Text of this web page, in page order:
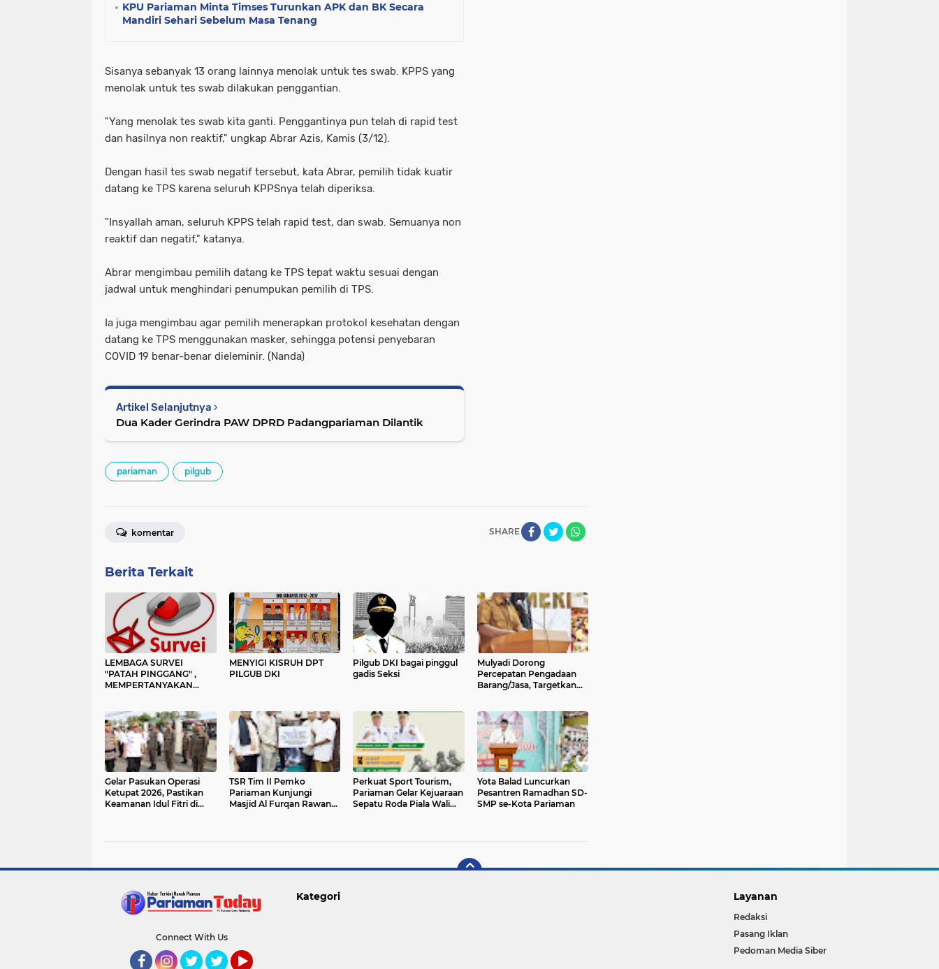
KPU Pariaman Minta Timses Turunkan APK dan BK Secara
Mandiri Sehari Sebelum Masa Tenang
Sisanya sebanyak 13 orang lainnya menolak untuk tes swab. KPPS yang
menolak untuk tes swab dilakukan penggantian.
"Yang menolak tes swab kita ganti. Penggantinya pun telah di rapid test
dan hasilnya non reaktif," ungkap Abrar Azis, Kamis (3/12).
Dengan hasil tes swab negatif tersebut, kata Abrar, pemilih tidak kuatir
datang ke TPS karena seluruh KPPSnya telah diperiksa.
"Insyallah aman, seluruh KPPS telah rapid test, dan swab. Semuanya non
reaktif dan negatif," katanya.
Abrar mengimbau pemilih datang ke TPS tepat waktu sesuai dengan
jadwal untuk menghindari penumpukan pemilih di TPS.
Ia juga mengimbau agar pemilih menerapkan protokol kesehatan dengan
datang ke TPS menggunakan masker, sehingga potensi penyebaran
COVID 19 benar-benar dieleminir. (Nanda)
Artikel Selanjutnya
Dua Kader Gerindra PAW DPRD Padangpariaman Dilantik
pariaman pilgub
SHARE
komentar
Berita Terkait
LEMBAGA SURVEI
"PATAH PINGGANG" ,
MEMPERTANYAKAN
MENYIGI KISRUH DPT
PILGUB DKI
Pilgub DKI bagai pinggul
gadis Seksi
Mulyadi Dorong
Percepatan Pengadaan
Barang/Jasa, Targetkan
Gelar Pasukan Operasi
Ketupat 2026, Pastikan
Keamanan Idul Fitri di
TSR Tim II Pemko
Pariaman Kunjungi
Masjid Al Furqan Rawang,
Perkuat Sport Tourism,
Pariaman Gelar Kejuaraan
Sepatu Roda Piala Wali
Yota Balad Luncurkan
Pesantren Ramadhan SD-
SMP se-Kota Pariaman
Connect With Us
Kategori Layanan
Redaksi
Pasang Iklan
Pedoman Media Siber